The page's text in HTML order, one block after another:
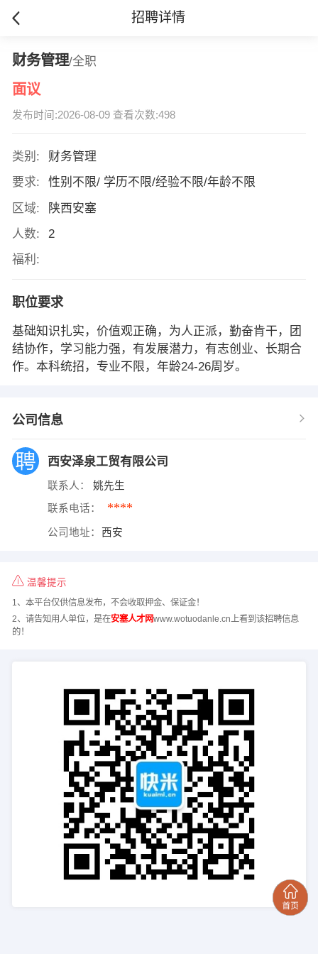
招聘详情
财务管理/全职
面议
发布时间:2026-08-09 查看次数:498
类别:
财务管理
要求:
性别不限/ 学历不限/经验不限/年龄不限
区域:
陕西安塞
人数:
2
福利:
职位要求
基础知识扎实，价值观正确，为人正派，勤奋肯干，团
结协作，学习能力强，有发展潜力，有志创业、长期合
作。本科统招，专业不限，年龄24-26周岁。
公司信息
西安泽泉工贸有限公司
联系人： 姚先生
联系电话： ****
公司地址： 西安
温馨提示
1、本平台仅供信息发布，不会收取押金、保证金！
2、请告知用人单位，是在安塞人才网www.wotuodanle.cn上看到该招聘信息
的！